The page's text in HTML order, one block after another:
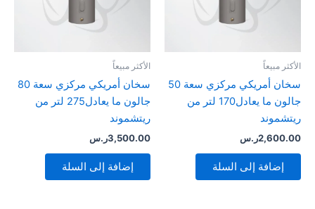
الأكثر مبيعاً
سخان أمريكي مركزي سعة 50
جالون ما يعادل170 لتر من
ريتشموند
2,600.00ر.س
إضافة إلى السلة
الأكثر مبيعاً
سخان أمريكي مركزي سعة 80
جالون ما يعادل275 لتر من
ريتشموند
3,500.00ر.س
إضافة إلى السلة